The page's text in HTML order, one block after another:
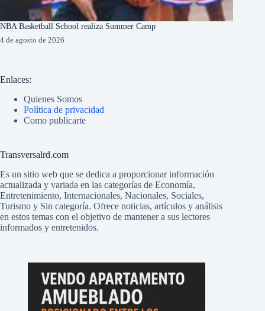
NBA Basketball School realiza Summer Camp
4 de agosto de 2026
Enlaces:
Quienes Somos
Política de privacidad
Como publicarte
Transversalrd.com
Es un sitio web que se dedica a proporcionar información
actualizada y variada en las categorías de Economía,
Entretenimiento, Internacionales, Nacionales, Sociales,
Turismo y Sin categoría. Ofrece noticias, artículos y análisis
en estos temas con el objetivo de mantener a sus lectores
informados y entretenidos.